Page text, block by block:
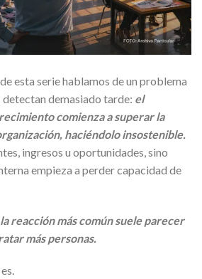
esta serie hablamos de un problema
detectan demasiado tarde: el
comienza a superar la
haciéndolo insostenible.
ingresos u oportunidades, sino
empieza a perder capacidad de
reacción más común suele parecer
más personas.